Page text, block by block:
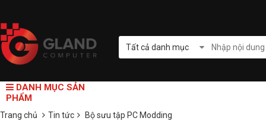
Tất cả danh mục
DANH MỤC SẢN
PHẨM
Trang chủ Tin tức Bộ sưu tập PC Modding